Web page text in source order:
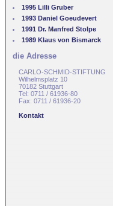
1995 Lilli Gruber
1993 Daniel Goeudevert
1991 Dr. Manfred Stolpe
1989 Klaus von Bismarck
die Adresse
CARLO-SCHMID-STIFTUNG
Wilhelmsplatz 10
70182 Stuttgart
Tel: 0711 / 61936-80
Fax: 0711 / 61936-20
Kontakt